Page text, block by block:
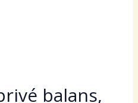
balans,